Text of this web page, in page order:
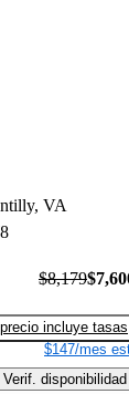
VA
$8,179
incluye tasas
$147/mes
Verif. disponibilidad